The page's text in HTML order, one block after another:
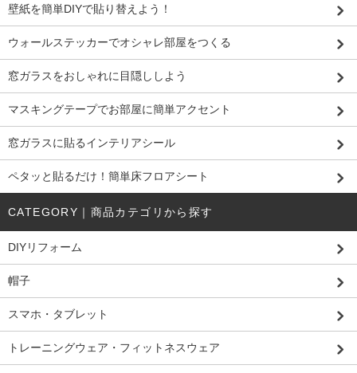
壁紙を簡単DIYで貼り替えよう！
ウォールステッカーでオシャレ部屋をつくる
窓ガラスをおしゃれに目隠ししよう
マスキングテープでお部屋に簡単アクセント
窓ガラスに貼るインテリアシール
ペタッと貼るだけ！簡単床フロアシート
CATEGORY｜商品カテゴリから探す
DIYリフォーム
帽子
スマホ・タブレット
トレーニングウェア・フィットネスウェア